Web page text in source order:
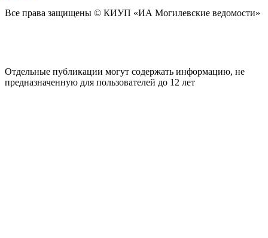
Все права защищены © КИУП «ИА Могилевские ведомости»
Отдельные публикации могут содержать информацию, не
предназначенную для пользователей до 12 лет